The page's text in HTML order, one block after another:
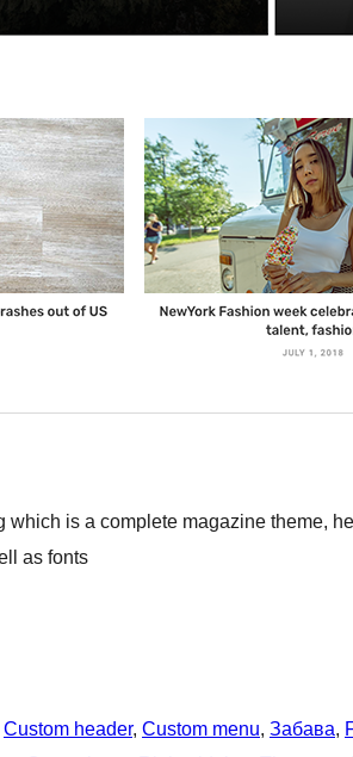
which is a complete magazine theme,
as fonts
Custom header, Custom menu, Забава,